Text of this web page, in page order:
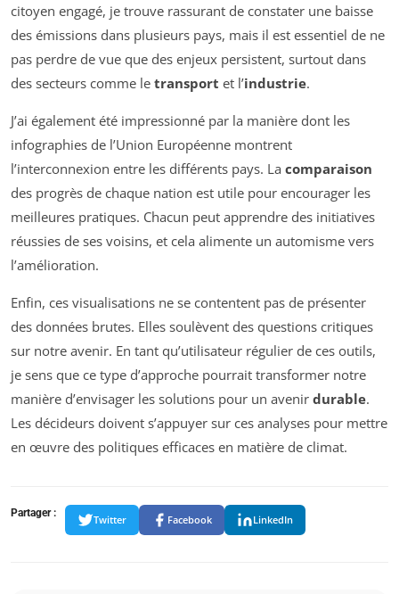
citoyen engagé, je trouve rassurant de constater une baisse
des émissions dans plusieurs pays, mais il est essentiel de ne
pas perdre de vue que des enjeux persistent, surtout dans
des secteurs comme le transport et l’industrie.
J’ai également été impressionné par la manière dont les
infographies de l’Union Européenne montrent
l’interconnexion entre les différents pays. La comparaison
des progrès de chaque nation est utile pour encourager les
meilleures pratiques. Chacun peut apprendre des initiatives
réussies de ses voisins, et cela alimente un automisme vers
l’amélioration.
Enfin, ces visualisations ne se contentent pas de présenter
des données brutes. Elles soulèvent des questions critiques
sur notre avenir. En tant qu’utilisateur régulier de ces outils,
je sens que ce type d’approche pourrait transformer notre
manière d’envisager les solutions pour un avenir durable.
Les décideurs doivent s’appuyer sur ces analyses pour mettre
en œuvre des politiques efficaces en matière de climat.
Partager :
Twitter Facebook LinkedIn